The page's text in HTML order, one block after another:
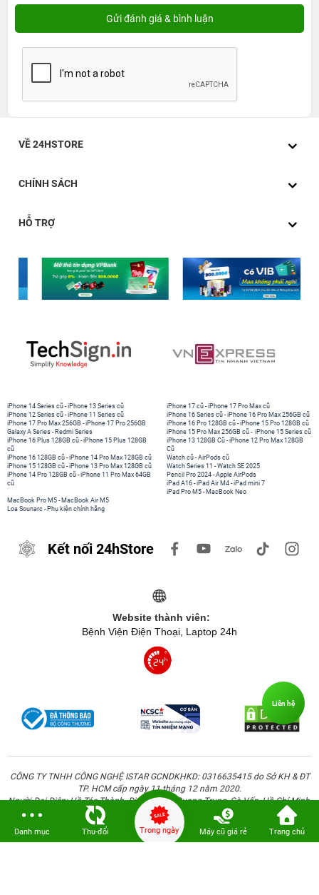
VỀ 24HSTORE
CHÍNH SÁCH
HỖ TRỢ
iPhone 14 Series cũ -iPhone 13 Series cũ
iPhone 12 Series cũ -iPhone 11 Series cũ
iPhone 17 Pro Max 256GB -iPhone 17 Pro 256GB
Galaxy A Series - Redmi Series
iPhone 17 cũ -iPhone 17 Pro Max cũ
iPhone 16 Series cũ - iPhone 16 Pro Max 256GB cũ
iPhone 16 Pro 128GB cũ -iPhone 15 Pro 128GB cũ
iPhone 15 Pro Max 256GB cũ - iPhone 15 Series cũ
iPhone 16 Plus 128GB cũ -iPhone 15 Plus 128GB
cũ
iPhone 16 128GB cũ -iPhone 14 Pro Max 128GB cũ
iPhone 15 128GB cũ -iPhone 13 Pro Max 128GB cũ
iPhone 14 Pro 128GB cũ -iPhone 11 Pro Max 64GB
cũ
iPhone 13 128GB Cũ -iPhone 12 Pro Max 128GB
Cũ
Watch cũ -AirPods cũ
Watch Series 11 -Watch SE 2025
Pencil Pro 2024 -Apple AirPods
iPad A16 -iPad Air M4 -iPad mini 7
iPad Pro M5 - MacBook Neo
MacBook Pro M5 - MacBook Air M5
Loa Sounarc - Phụ kiện chính hãng
Kết nối 24hStore
Website thành viên:
Bệnh Viện Điện Thoại, Laptop 24h
CÔNG TY TNHH CÔNG NGHỆ ISTAR GCNDKHKD: 0316635415 do Sở KH & ĐT
TP. HCM cấp ngày 11 tháng 12 năm 2020.
Người Đại Diện: Hồ Tác Thành. Địa chỉ: 389 Quang Trung, Gò Vấp, Hồ Chí Minh.
Danh mục Thu-đổi Trong ngày Máy cũ giá rẻ Trang chủ
Liên hệ